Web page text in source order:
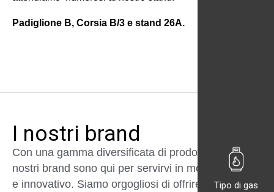
Padiglione B, Corsia B/3 e stand 26A.
I nostri brand
Con una gamma diversificata di prodotti e servizi, i
nostri brand sono qui per servirvi in modo affidabile
e innovativo. Siamo orgogliosi di offrire soluzioni
Tipo di gas